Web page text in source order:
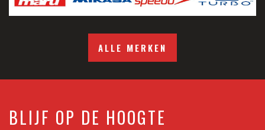
ALLE MERKEN
BLIJF OP DE HOOGTE